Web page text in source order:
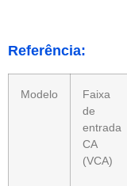
Referência:
Modelo
Faixa
de
entrada
CA
(VCA)